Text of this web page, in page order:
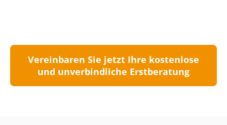
Vereinbaren Sie jetzt Ihre kostenlose
und unverbindliche Erstberatung